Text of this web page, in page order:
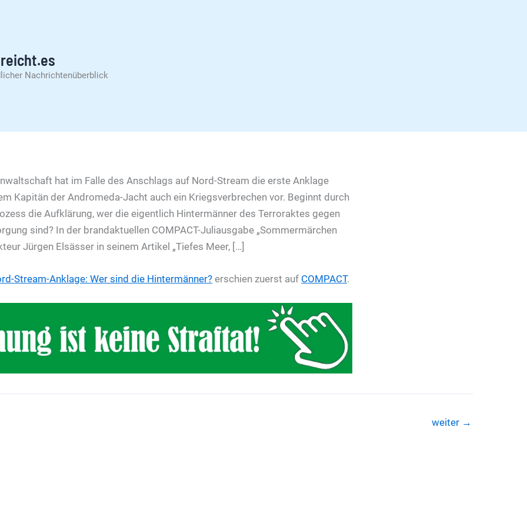
Nachrichtenüberblick
hat im Falle des Anschlags auf Nord-Stream die erste Anklage
Kapitän der Andromeda-Jacht auch ein Kriegsverbrechen vor. Beginnt durch
die Aufklärung, wer die eigentlich Hintermänner des Terroraktes gegen
sind? In der brandaktuellen COMPACT-Juliausgabe „Sommermärchen
Jürgen Elsässer in seinem Artikel „Tiefes Meer, […]
Stream-Anklage: Wer sind die Hintermänner? erschien zuerst auf COMPACT.
weiter →